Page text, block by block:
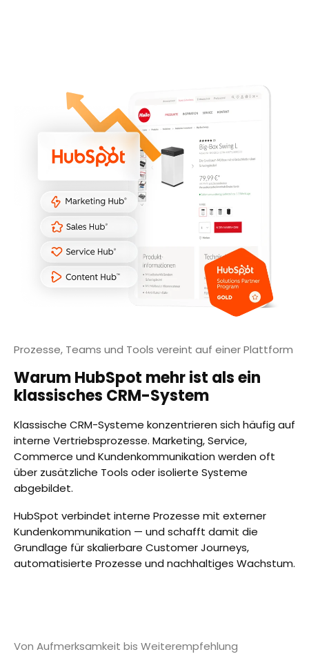
Prozesse, Teams und Tools vereint auf einer Plattform
Warum HubSpot mehr ist als ein
klassisches CRM-System
Klassische CRM-Systeme konzentrieren sich häufig auf
interne Vertriebsprozesse. Marketing, Service,
Commerce und Kundenkommunikation werden oft
über zusätzliche Tools oder isolierte Systeme
abgebildet.
HubSpot verbindet interne Prozesse mit externer
Kundenkommunikation — und schafft damit die
Grundlage für skalierbare Customer Journeys,
automatisierte Prozesse und nachhaltiges Wachstum.
Von Aufmerksamkeit bis Weiterempfehlung